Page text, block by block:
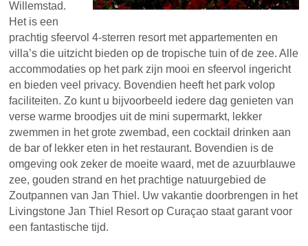
Willemstad.
Het is een
prachtig sfeervol 4-sterren resort met appartementen en
villa’s die uitzicht bieden op de tropische tuin of de zee. Alle
accommodaties op het park zijn mooi en sfeervol ingericht
en bieden veel privacy. Bovendien heeft het park volop
faciliteiten. Zo kunt u bijvoorbeeld iedere dag genieten van
verse warme broodjes uit de mini supermarkt, lekker
zwemmen in het grote zwembad, een cocktail drinken aan
de bar of lekker eten in het restaurant. Bovendien is de
omgeving ook zeker de moeite waard, met de azuurblauwe
zee, gouden strand en het prachtige natuurgebied de
Zoutpannen van Jan Thiel. Uw vakantie doorbrengen in het
Livingstone Jan Thiel Resort op Curaçao staat garant voor
een fantastische tijd.